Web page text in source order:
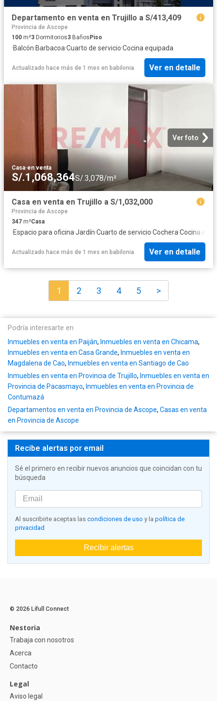
Departamento en venta en Trujillo a S/413,409
Provincia de Ascope
100 m²3 Dormitorios3 Baños Piso
·Balcón·Barbacoa·Cuarto de servicio·Cocina equipada
Actualizado hace más de 1 mes en babilonia Ver en detalle
Ver foto
Casa·en venta
S/.1,068,364S/.3,078/m²
Casa en venta en Trujillo a S/1,032,000
Provincia de Ascope
347 m²Casa
·Espacio para oficina·Jardín·Cuarto de servicio·Cochera·Cocina
Actualizado hace más de 1 mes en babilonia Ver en detalle
1 2 3 4 5 >
Podría interesarte en
Inmuebles en venta en Paiján, Inmuebles en venta en Chicama,
Inmuebles en venta en Casa Grande, Inmuebles en venta en
Magdalena de Cao, Inmuebles en venta en Santiago de Cao
Inmuebles en venta en Provincia de Trujillo, Inmuebles en venta en
Provincia de Pacasmayo, Inmuebles en venta en Provincia de
Contumazá
Departamentos en venta en Provincia de Ascope, Casas en venta
en Provincia de Ascope
Recibe alertas por email
Sé el primero en recibir nuevos anuncios que coincidan con tu
búsqueda
Al suscribirte aceptas las condiciones de uso y la política de
privacidad
Recibir alertas
© 2026 Lifull Connect
Nestoria
Trabaja con nosotros
Acerca
Contacto
Legal
Aviso legal